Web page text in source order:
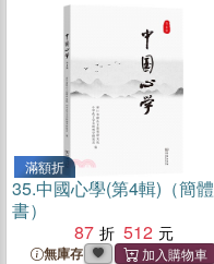
滿額折
35.中國心學(第4輯)（簡體
書）
87
512
無庫存